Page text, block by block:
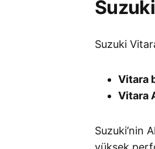
Suzuki
Vitara
Vitara
Suzuki’nin